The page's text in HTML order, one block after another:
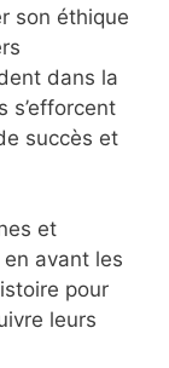
son éthique
dans la
s’efforcent
succès et
et
avant les
pour
leurs